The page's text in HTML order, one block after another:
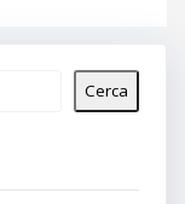
Cerca